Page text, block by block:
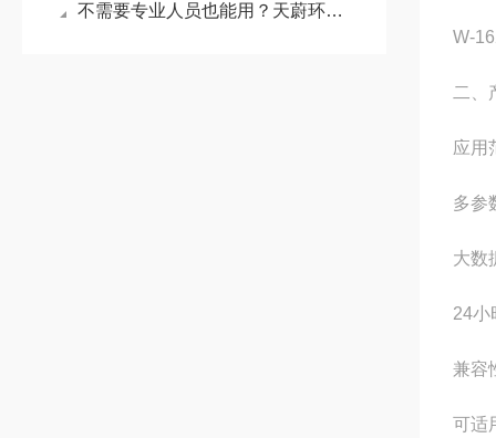
不需要专业人员也能用？天蔚环境基层防灾工程便携式气象仪的易用性设计
W-
二、
应用
多参
大数
24小
兼容
可适